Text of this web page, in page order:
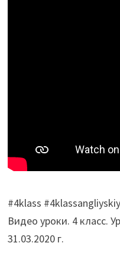
#4klass
Видео уроки. 4 класс.
31.03.2020 г.